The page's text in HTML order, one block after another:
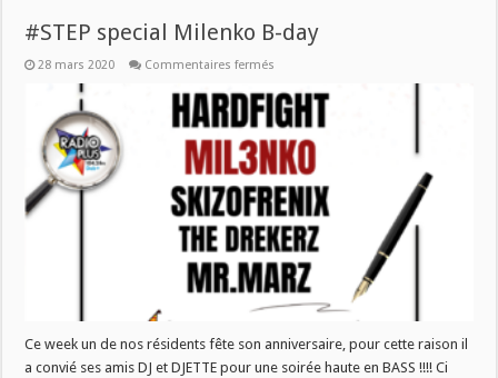
#STEP special Milenko B-day
28 mars 2020 Commentaires fermés
special
Milenko
B-
day
Ce week un de nos résidents fête son anniversaire, pour cette raison il
a convié ses amis DJ et DJETTE pour une soirée haute en BASS !!!! Ci